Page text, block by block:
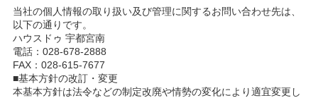
当社の個人情報の取り扱い及び管理に関するお問い合わせ先は、
以下の通りです。
ハウスドゥ 宇都宮南
電話：028-678-2888
FAX：028-615-7677
■基本方針の改訂・変更
本基本方針は法令などの制定改廃や情勢の変化により適宜変更し